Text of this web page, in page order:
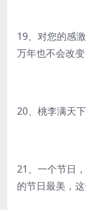
19、对您的感
万年也不会改
20、桃李满天
21、一个节日
的节日最美，